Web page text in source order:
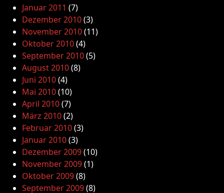
Januar 2011 (7)
Dezember 2010(3)
November 2010(11)
Oktober 2010(4)
September 2010(5)
August 2010(8)
Juni 2010(4)
Mai 2010(10)
April 2010(7)
März 2010(2)
Februar 2010(3)
Januar 2010(3)
Dezember 2009(10)
November 2009(1)
Oktober 2009(8)
September 2009(8)